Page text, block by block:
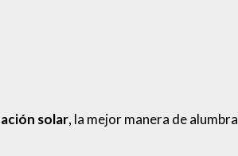
solar, la mejor manera de